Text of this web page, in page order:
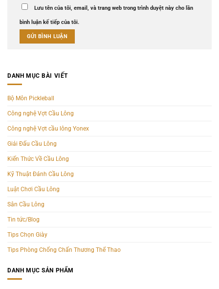
Lưu tên của tôi, email, và trang web trong trình duyệt này cho lần
bình luận kế tiếp của tôi.
DANH MỤC BÀI VIẾT
Bộ Môn Pickleball
Công nghệ Vợt Cầu Lông
Công nghệ Vợt cầu lông Yonex
Giải Đấu Cầu Lông
Kiến Thức Về Cầu Lông
Kỹ Thuật Đánh Cầu Lông
Luật Chơi Cầu Lông
Sân Cầu Lông
Tin tức/Blog
Tips Chọn Giày
Tips Phòng Chống Chấn Thương Thể Thao
DANH MỤC SẢN PHẨM